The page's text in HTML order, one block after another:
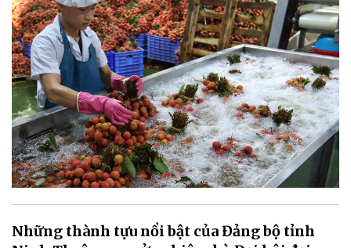
Những thành tựu nổi bật của Đảng bộ tỉnh